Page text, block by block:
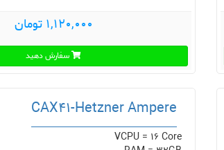
1,120,000 تومان
سفارش دهید
CAX41-Hetzner Ampere
VCPU = 16 Core